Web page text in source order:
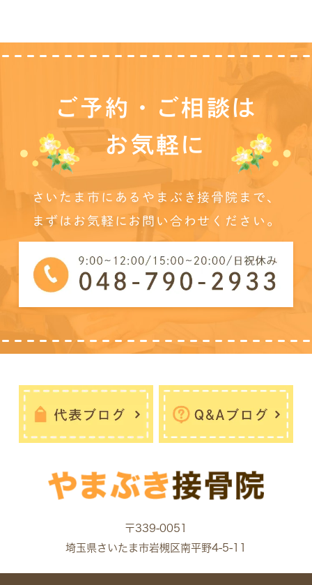
ご予約・ご相談は
お気軽に
さいたま市にあるやまぶき接骨院まで、
まずはお気軽にお問い合わせください。
〒339-0051
埼玉県さいたま市岩槻区南平野4-5-11